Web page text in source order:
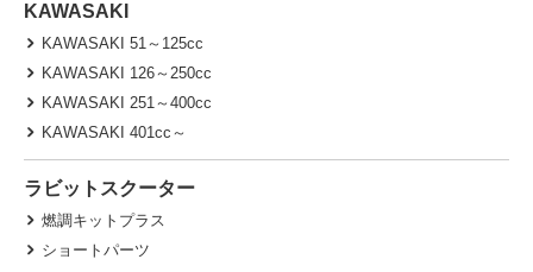
KAWASAKI
KAWASAKI 51～125cc
KAWASAKI 126～250cc
KAWASAKI 251～400cc
KAWASAKI 401cc～
ラビットスクーター
燃調キットプラス
ショートパーツ